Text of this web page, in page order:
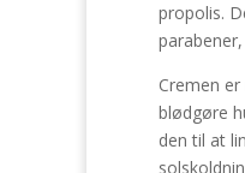
propolis.
Cremen
blødgøre
den til at